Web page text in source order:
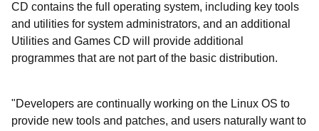
CD contains the full operating system, including key tools
and utilities for system administrators, and an additional
Utilities and Games CD will provide additional
programmes that are not part of the basic distribution.
"Developers are continually working on the Linux OS to
provide new tools and patches, and users naturally want to